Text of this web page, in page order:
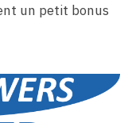
un petit bonus